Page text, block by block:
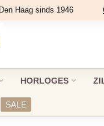
Haag sinds 1946
HORLOGES
SALE